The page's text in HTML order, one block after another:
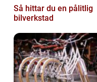
Så hittar du en pålitlig
bilverkstad